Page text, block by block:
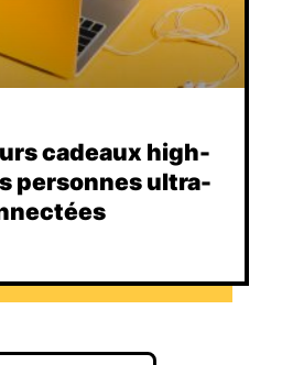
cadeaux high-
personnes ultra-